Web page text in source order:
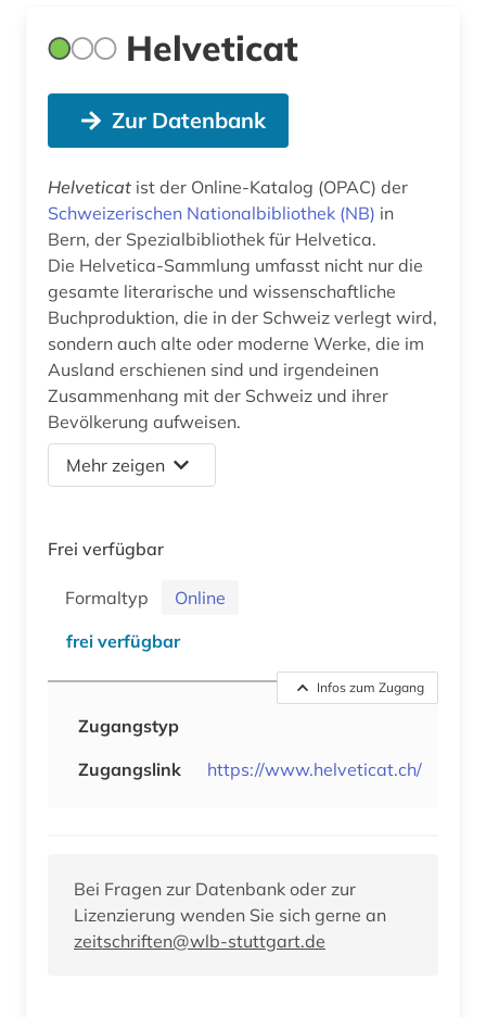
Helveticat
Zur Datenbank
Helveticat ist der Online-Katalog (OPAC) der
Schweizerischen Nationalbibliothek (NB) in
Bern, der Spezialbibliothek für Helvetica.
Die Helvetica-Sammlung umfasst nicht nur die
gesamte literarische und wissenschaftliche
Buchproduktion, die in der Schweiz verlegt wird,
sondern auch alte oder moderne Werke, die im
Ausland erschienen sind und irgendeinen
Zusammenhang mit der Schweiz und ihrer
Bevölkerung aufweisen.
Mehr zeigen
Frei verfügbar
Formaltyp
Online
frei verfügbar
Infos zum Zugang
Zugangstyp
Zugangslink
https://www.helveticat.ch/
Bei Fragen zur Datenbank oder zur
Lizenzierung wenden Sie sich gerne an
zeitschriften@wlb-stuttgart.de